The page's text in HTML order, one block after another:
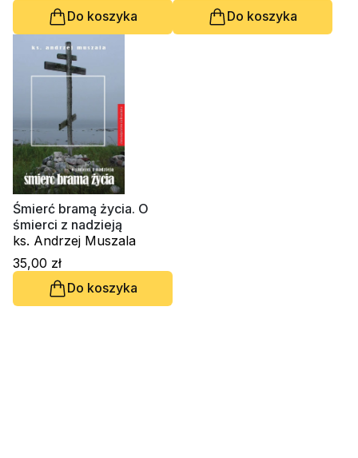
Do koszyka
Do koszyka
Śmierć bramą życia. O
śmierci z nadzieją
ks. Andrzej Muszala
35,00 zł
Do koszyka